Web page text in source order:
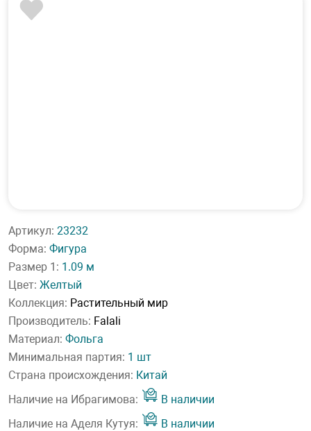
Артикул: 23232
Форма: Фигура
Размер 1: 1.09 м
Цвет: Желтый
Коллекция: Растительный мир
Производитель: Falali
Материал: Фольга
Минимальная партия: 1 шт
Страна происхождения: Китай
Наличие на Ибрагимова:
В наличии
Наличие на Аделя Кутуя:
В наличии